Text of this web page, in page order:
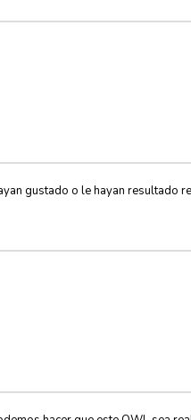
gustado o le hayan resultado